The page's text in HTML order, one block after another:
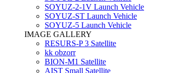
SOYUZ-2-1V Launch Vehicle
SOYUZ-ST Launch Vehicle
SOYUZ-5 Launch Vehicle
IMAGE GALLERY
RESURS-P 3 Satellite
kk obzorr
BION-M1 Satellite
AIST Small Satellite